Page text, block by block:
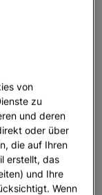
geschütztes
mit
auch bekannt
perfekten
machen.
von
zu
und deren
oder über
die auf Ihren
erstellt, das
und Ihre
Wenn